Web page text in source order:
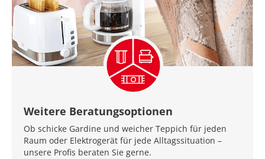
Weitere Beratungsoptionen
Ob schicke Gardine und weicher Teppich für jeden
Raum oder Elektrogerät für jede Alltagssituation –
unsere Profis beraten Sie gerne.